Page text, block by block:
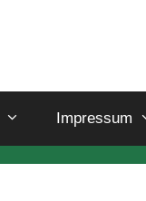
Impressum